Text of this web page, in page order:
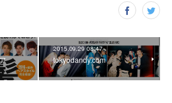
2015.09.29 08:47
tokyodandy.com